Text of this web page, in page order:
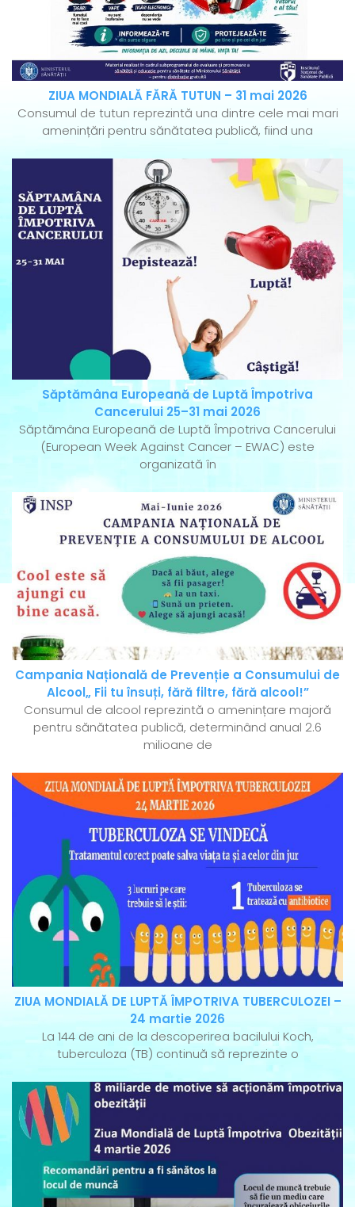
ZIUA MONDIALĂ FĂRĂ TUTUN – 31 mai 2026
Consumul de tutun reprezintă una dintre cele mai mari
amenințări pentru sănătatea publică, fiind una
Săptămâna Europeană de Luptă Împotriva
Cancerului 25–31 mai 2026
Săptămâna Europeană de Luptă Împotriva Cancerului
(European Week Against Cancer – EWAC) este
organizată în
Campania Națională de Prevenție a Consumului de
Alcool„ Fii tu însuți, fără filtre, fără alcool!”
Consumul de alcool reprezintă o amenințare majoră
pentru sănătatea publică, determinând anual 2.6
milioane de
ZIUA MONDIALĂ DE LUPTĂ ÎMPOTRIVA TUBERCULOZEI –
24 martie 2026
La 144 de ani de la descoperirea bacilului Koch,
tuberculoza (TB) continuă să reprezinte o